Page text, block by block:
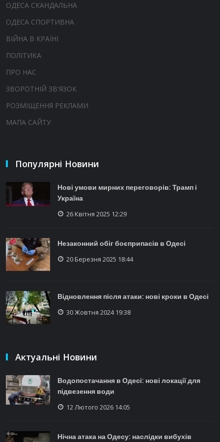
ОДЕСА СКАНДАЛЬНА
ОДЕСА СПОРТИВНА
ВІЙНА В КРАЇНІ
ПОЛІТИКА
ПРО НАС
ЗВОРОТНІЙ ЗВ'ЯЗОК
РОЗМІЩЕННЯ РЕКЛАМИ
МАПА САЙТУ
Популярні Новини
Нові умови мирних переговорів: Трамп і
Україна
26 Квітня 2025 12:29
Незаконний обіг боєприпасів в Одесі
20 Березня 2025 18:44
Відновлення після атаки: нові кроки в Одесі
30 Жовтня 2024 19:38
Актуальні Новини
Водопостачання в Одесі: нові локації для
підвезення води
12 Лютого 2026 14:05
Нічна атака на Одесу: наслідки вибухів